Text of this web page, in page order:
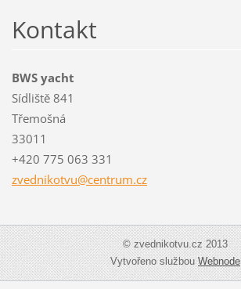
Kontakt
BWS yacht
Sídliště 841
Třemošná
33011
+420 775 063 331
zvednikotvu@centrum.cz
© zvednikotvu.cz 2013
Vytvořeno službouWebnode